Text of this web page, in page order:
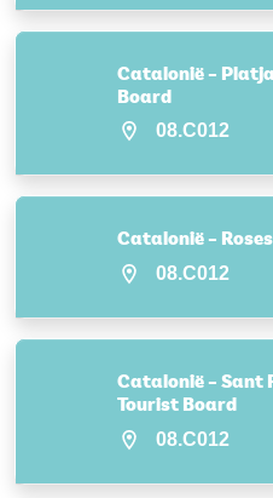
Catalonië –
Board
08.C012
Catalonië –
08.C012
Catalonië – Sant
Tourist Board
08.C012